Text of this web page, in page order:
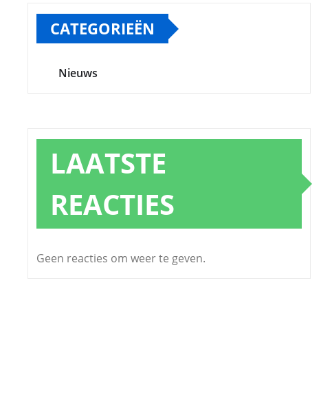
CATEGORIEËN
Nieuws
LAATSTE
REACTIES
Geen reacties om weer te geven.